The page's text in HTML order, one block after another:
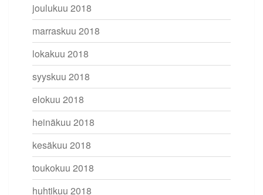
joulukuu 2018
marraskuu 2018
lokakuu 2018
syyskuu 2018
elokuu 2018
heinäkuu 2018
kesäkuu 2018
toukokuu 2018
huhtikuu 2018